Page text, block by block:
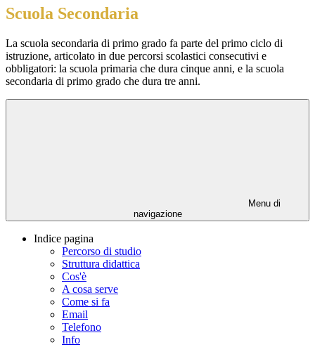
Scuola Secondaria
La scuola secondaria di primo grado fa parte del primo ciclo di
istruzione, articolato in due percorsi scolastici consecutivi e
obbligatori: la scuola primaria che dura cinque anni, e la scuola
secondaria di primo grado che dura tre anni.
Menu di
navigazione
Indice pagina
Percorso di studio
Struttura didattica
Cos'è
A cosa serve
Come si fa
Email
Telefono
Info